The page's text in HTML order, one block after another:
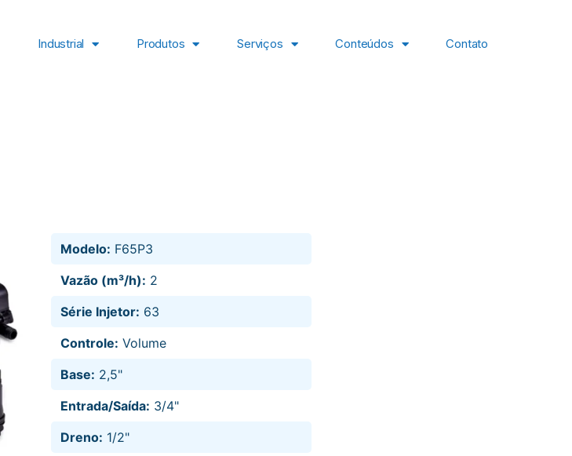
Industrial Produtos Serviços Conteúdos Contato
Modelo: F65P3
Vazão (m³/h): 2
Série Injetor: 63
Controle: Volume
Base: 2,5"
Entrada/Saída: 3/4"
Dreno: 1/2"